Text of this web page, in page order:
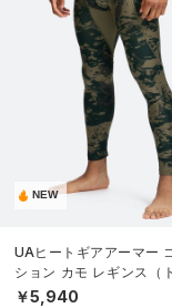
NEW
UAヒートギアアーマー
ション カモ レギンス（
グ/MEN）
￥5,940